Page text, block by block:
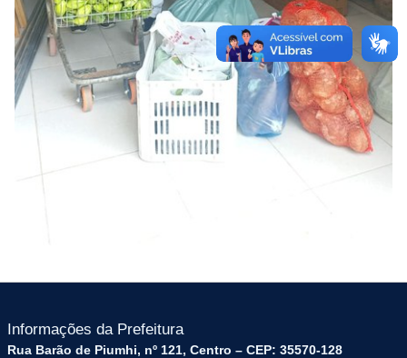
Informações da Prefeitura
Rua Barão de Piumhi, nº 121, Centro – CEP: 35570-128